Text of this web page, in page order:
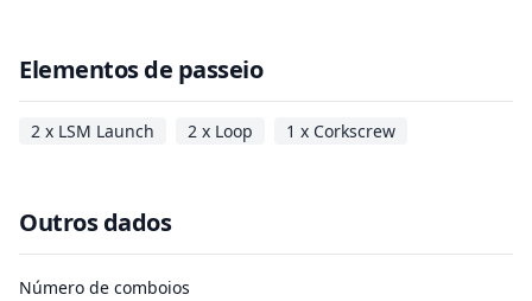
Elementos de passeio
2 x LSM Launch 2 x Loop 1 x Corkscrew
Outros dados
Número de comboios